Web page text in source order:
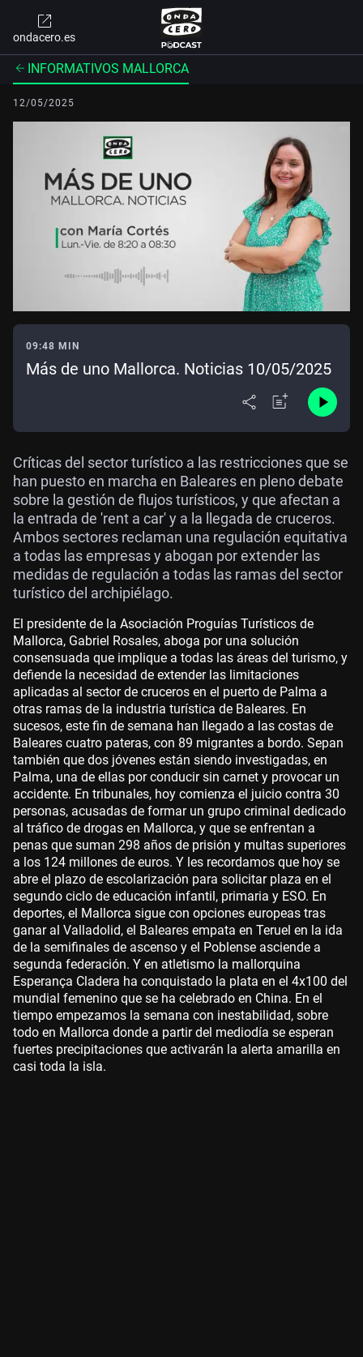
ondacero.es
INFORMATIVOS MALLORCA
12/05/2025
09:48 MIN
Más de uno Mallorca. Noticias 10/05/2025
Críticas del sector turístico a las restricciones que se
han puesto en marcha en Baleares en pleno debate
sobre la gestión de flujos turísticos, y que afectan a
la entrada de 'rent a car' y a la llegada de cruceros.
Ambos sectores reclaman una regulación equitativa
a todas las empresas y abogan por extender las
medidas de regulación a todas las ramas del sector
turístico del archipiélago.
El presidente de la Asociación Proguías Turísticos de
Mallorca, Gabriel Rosales, aboga por una solución
consensuada que implique a todas las áreas del turismo, y
defiende la necesidad de extender las limitaciones
aplicadas al sector de cruceros en el puerto de Palma a
otras ramas de la industria turística de Baleares. En
sucesos, este fin de semana han llegado a las costas de
Baleares cuatro pateras, con 89 migrantes a bordo. Sepan
también que dos jóvenes están siendo investigadas, en
Palma, una de ellas por conducir sin carnet y provocar un
accidente. En tribunales, hoy comienza el juicio contra 30
personas, acusadas de formar un grupo criminal dedicado
al tráfico de drogas en Mallorca, y que se enfrentan a
penas que suman 298 años de prisión y multas superiores
a los 124 millones de euros. Y les recordamos que hoy se
abre el plazo de escolarización para solicitar plaza en el
segundo ciclo de educación infantil, primaria y ESO. En
deportes, el Mallorca sigue con opciones europeas tras
ganar al Valladolid, el Baleares empata en Teruel en la ida
de la semifinales de ascenso y el Poblense asciende a
segunda federación. Y en atletismo la mallorquina
Esperança Cladera ha conquistado la plata en el 4x100 del
mundial femenino que se ha celebrado en China. En el
tiempo empezamos la semana con inestabilidad, sobre
todo en Mallorca donde a partir del mediodía se esperan
fuertes precipitaciones que activarán la alerta amarilla en
casi toda la isla.